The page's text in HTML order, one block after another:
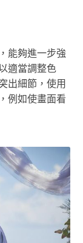
能夠進一步強
適當調整色
出細節，使用
例如使畫面看